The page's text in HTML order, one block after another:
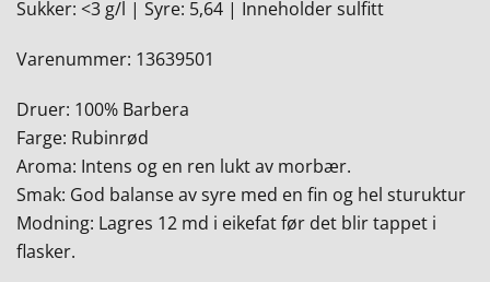
Sukker: <3 g/l | Syre: 5,64 | Inneholder sulfitt
Varenummer: 13639501
Druer: 100% Barbera
Farge: Rubinrød
Aroma: Intens og en ren lukt av morbær.
Smak: God balanse av syre med en fin og hel sturuktur
Modning: Lagres 12 md i eikefat før det blir tappet i
flasker.